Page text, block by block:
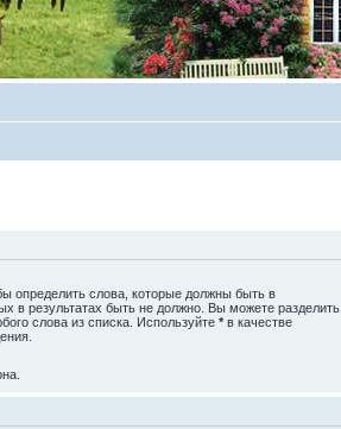
определить слова, которые должны быть в
в результатах быть не должно. Вы можете разделить
слова из списка. Используйте * в качестве